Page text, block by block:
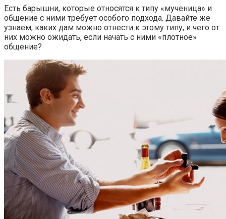
Есть барышни, которые относятся к типу «мученица» и
общение с ними требует особого подхода. Давайте же
узнаем, каких дам можно отнести к этому типу, и чего от
них можно ожидать, если начать с ними «плотное»
общение?